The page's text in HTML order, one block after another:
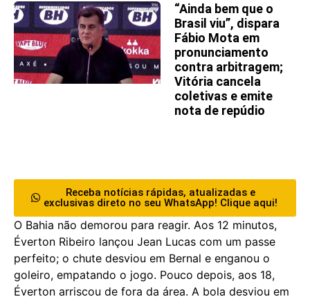
“Ainda bem que o
Brasil viu”, dispara
Fábio Mota em
pronunciamento
contra arbitragem;
Vitória cancela
coletivas e emite
nota de repúdio
Receba notícias rápidas, atualizadas e
exclusivas direto no seu WhatsApp! Clique aqui!
O Bahia não demorou para reagir. Aos 12 minutos,
Éverton Ribeiro lançou Jean Lucas com um passe
perfeito; o chute desviou em Bernal e enganou o
goleiro, empatando o jogo. Pouco depois, aos 18,
Éverton arriscou de fora da área. A bola desviou em